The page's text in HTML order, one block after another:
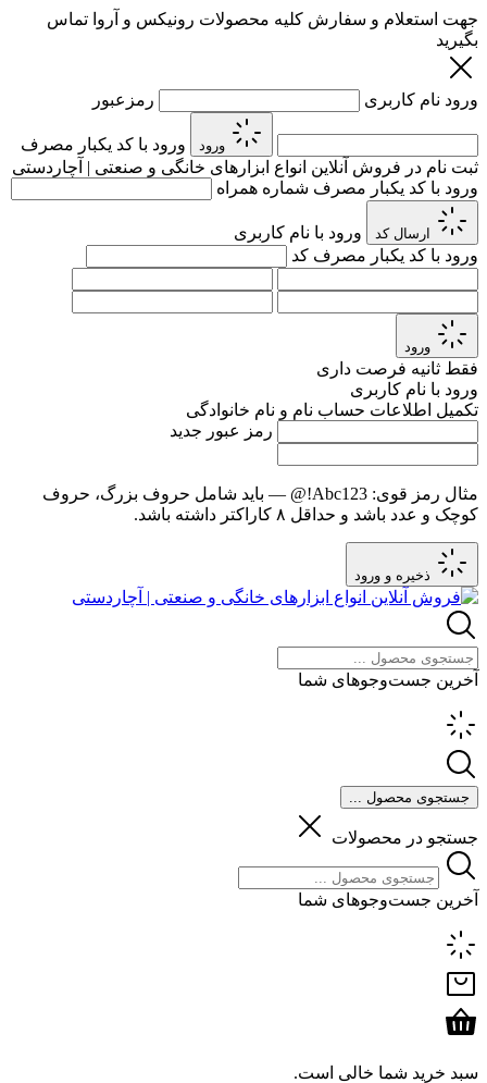
جهت استعلام و سفارش کلیه محصولات رونیکس و آروا تماس
بگیرید
ورود نام کاربری رمزعبور
ورود
ورود با کد یکبار مصرف
ثبت نام در فروش آنلاین انواع ابزارهای خانگی و صنعتی | آچاردستی
ورود با کد یکبار مصرف شماره همراه
ارسال کد
ورود با نام کاربری
ورود با کد یکبار مصرف کد
ورود
فقط ثانیه فرصت داری
ورود با نام کاربری
تکمیل اطلاعات حساب نام و نام خانوادگی
رمز عبور جدید
مثال رمز قوی: Abc123!@
— باید شامل حروف بزرگ، حروف
کوچک و عدد باشد و حداقل ۸ کاراکتر داشته باشد.
ذخیره و ورود
آخرین جست‌وجوهای شما
جستجوی محصول ...
جستجو در محصولات
آخرین جست‌وجوهای شما
سبد خرید شما خالی است.